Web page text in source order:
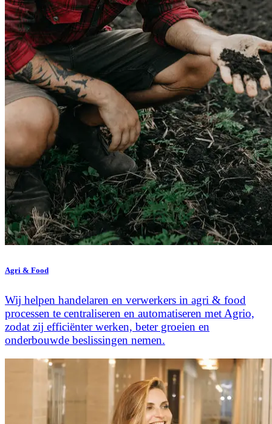
Agri & Food
Wij helpen handelaren en verwerkers in agri & food
processen te centraliseren en automatiseren met Agrio,
zodat zij efficiënter werken, beter groeien en
onderbouwde beslissingen nemen.